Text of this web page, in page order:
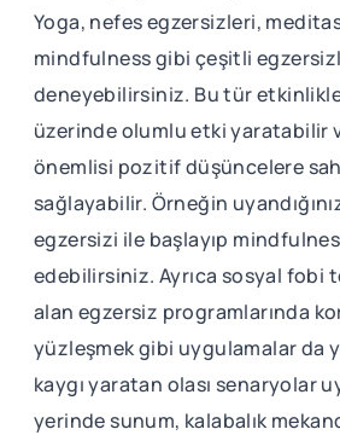
Yoga, nefes egzersizleri,
mindfulness gibi çeşitli
deneyebilirsiniz. Bu tür
üzerinde olumlu etki yaratabilir
önemlisi pozitif düşüncelere
sağlayabilir. Örneğin
egzersizi ile başlayıp
edebilirsiniz. Ayrıca sosyal fobi
alan egzersiz programlarında
yüzleşmek gibi uygulamalar da
kaygı yaratan olası senaryolar
yerinde sunum, kalabalık